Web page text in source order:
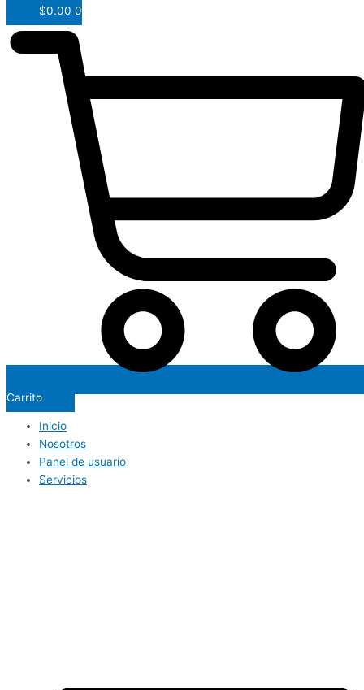
$0.00 0
Carrito
Inicio
Nosotros
Panel de usuario
Servicios